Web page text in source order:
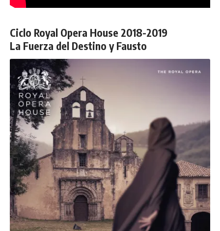
Ciclo Royal Opera House 2018-2019
La Fuerza del Destino y Fausto